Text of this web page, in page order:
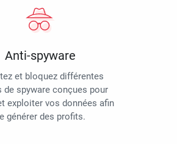
Anti-spyware
et bloquez différentes
de spyware conçues pour
exploiter vos données afin
générer des profits.